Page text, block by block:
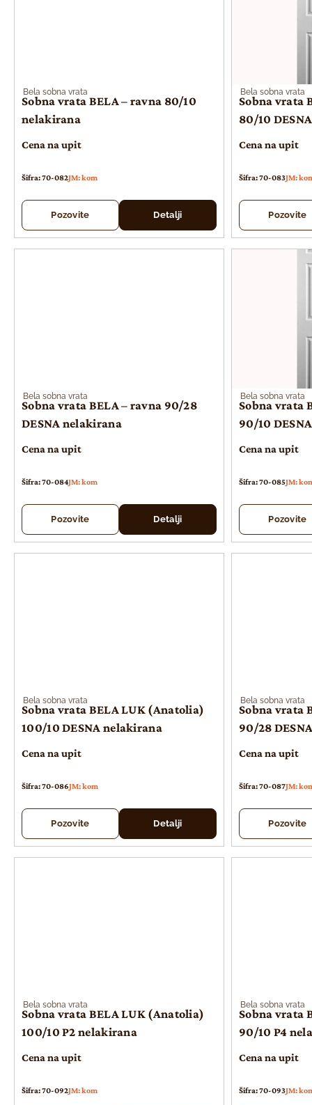
Bela sobna vrata
Sobna vrata BELA – ravna 80/10
nelakirana
Cena na upit
Šifra: 70-082JM: kom
Pozovite Detalji
Bela sobna vrata
Sobna vrata
80/10
Cena na upit
Šifra: 70-083JM:
Pozovite
Bela sobna vrata
Sobna vrata BELA – ravna 90/28
DESNA nelakirana
Cena na upit
Šifra: 70-084JM: kom
Pozovite Detalji
Bela sobna vrata
Sobna vrata
90/10
Cena na upit
Šifra: 70-085JM:
Pozovite
Bela sobna vrata
Sobna vrata BELA LUK (Anatolia)
100/10 DESNA nelakirana
Cena na upit
Šifra: 70-086JM: kom
Pozovite Detalji
Bela sobna vrata
Sobna vrata
90/28
Cena na upit
Šifra: 70-087JM:
Pozovite
Bela sobna vrata
Sobna vrata BELA LUK (Anatolia)
100/10 P2 nelakirana
Cena na upit
Šifra: 70-092JM: kom
Bela sobna vrata
Sobna vrata
90/10 P4
Cena na upit
Šifra: 70-093JM: